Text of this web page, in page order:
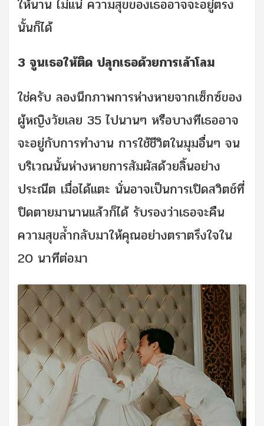
ให้นาน ไม่แน่ ความสุขของเธออาจจะอยู่ตรง
นั้นก็ได้
3 จูนเธอให้ติด ปลุกเธอด้วยการเล้าโลม
ใช่ครับ ลองนึกภาพการห่างหายจากเซ็กซ์ของ
ผู้หญิงวัยเลย 35 ไปนานๆ หรือบางทีเธออาจ
จะอยู่กับการทำงาน การใช้ชีวิตในมุมอื่นๆ จน
บริเวณนั้นห่างหายการสัมผัสด้วยลิ้นอย่าง
ประณีต เมื่อได้แตะ นั่นอาจเป็นการเปิดสวิตช์ที่
ปิดตายมานานแล้วก็ได้ รับรองว่าเธอจะคืน
ความสุขล้ำกลับมาให้คุณอย่างตราตรึงใจใน
20 นาทีต่อมา